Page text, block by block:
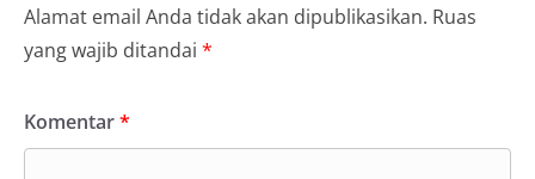
Alamat email Anda tidak akan dipublikasikan. Ruas
yang wajib ditandai *
Komentar*